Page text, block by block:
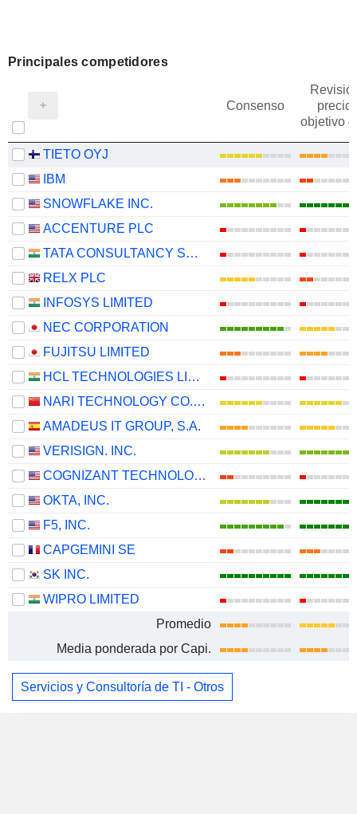
Principales competidores
Consenso
precio
objetivo
TIETO OYJ
IBM
SNOWFLAKE INC.
ACCENTURE PLC
TATA CONSULTANCY SERVICES LTD.
RELX PLC
INFOSYS LIMITED
NEC CORPORATION
FUJITSU LIMITED
HCL TECHNOLOGIES LIMITED
NARI TECHNOLOGY CO., LTD.
AMADEUS IT GROUP, S.A.
VERISIGN. INC.
COGNIZANT TECHNOLOGY SOLUTIONS CORPORATION
OKTA, INC.
F5, INC.
CAPGEMINI SE
SK INC.
WIPRO LIMITED
Promedio
Media ponderada por Capi.
Servicios y Consultoría de TI - Otros